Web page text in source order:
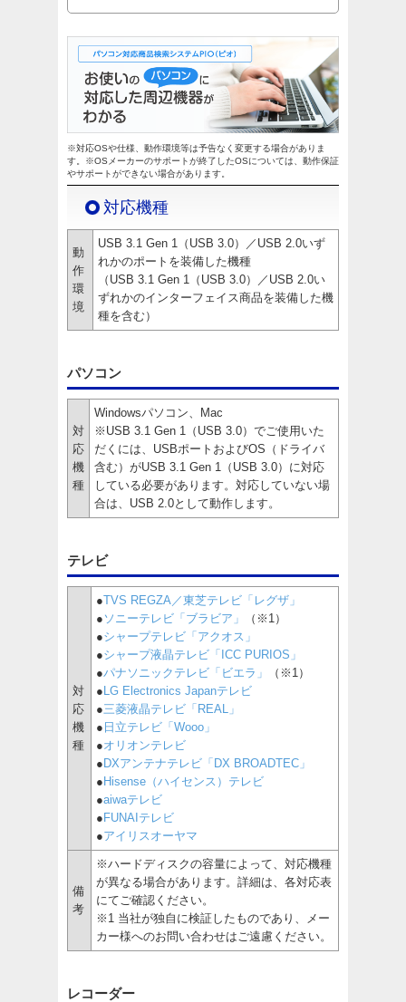
※対応OSや仕様、動作環境等は予告なく変更する場合がありま
す。※OSメーカーのサポートが終了したOSについては、動作保証
やサポートができない場合があります。
対応機種
動
作
環
境
USB 3.1 Gen 1（USB 3.0）／USB 2.0いず
れかのポートを装備した機種
（USB 3.1 Gen 1（USB 3.0）／USB 2.0い
ずれかのインターフェイス商品を装備した機
種を含む）
パソコン
対
応
機
種
Windowsパソコン、Mac
※USB 3.1 Gen 1（USB 3.0）でご使用いた
だくには、USBポートおよびOS（ドライバ
含む）がUSB 3.1 Gen 1（USB 3.0）に対応
している必要があります。対応していない場
合は、USB 2.0として動作します。
テレビ
対
応
機
種
●TVS REGZA／東芝テレビ「レグザ」
● ソニーテレビ「ブラビア」
（※1）
●シャープテレビ「アクオス」
●シャープ液晶テレビ「ICC PURIOS」
●パナソニックテレビ「ビエラ」
（※1）
● LG Electronics Japanテレビ
●三菱液晶テレビ「REAL」
● 日立テレビ「Wooo」
●オリオンテレビ
● DXアンテナテレビ「DX BROADTEC」
● Hisense（ハイセンス）テレビ
●aiwaテレビ
● FUNAIテレビ
●アイリスオーヤマ
備
考
※ハードディスクの容量によって、対応機種
が異なる場合があります。詳細は、各対応表
にてご確認ください。
※1 当社が独自に検証したものであり、メー
カー様へのお問い合わせはご遠慮ください。
レコーダー